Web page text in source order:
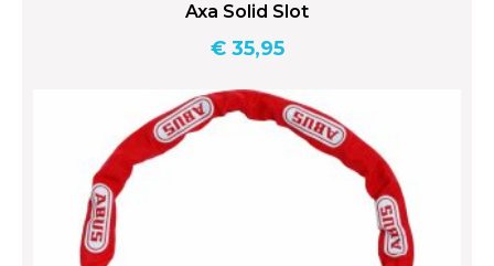
Axa Solid Slot
€35,95